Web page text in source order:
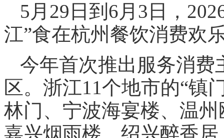
5月29日到6月3日，
江”食在杭州餐饮消费欢
今年首次推出服务消费
区。浙江11个地市的“镇
林门、宁波海宴楼、温
嘉兴烟雨楼、绍兴醉香